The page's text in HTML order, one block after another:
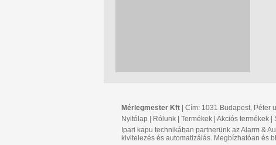
Mérlegmester Kft | Cím: 1031 Budapest, Péter
Nyitólap
Rólunk Termékek Akciós termékek
Ipari kapu technikában partnerünk az Alarm &
kivitelezés és automatizálás. Megbízhatóan és